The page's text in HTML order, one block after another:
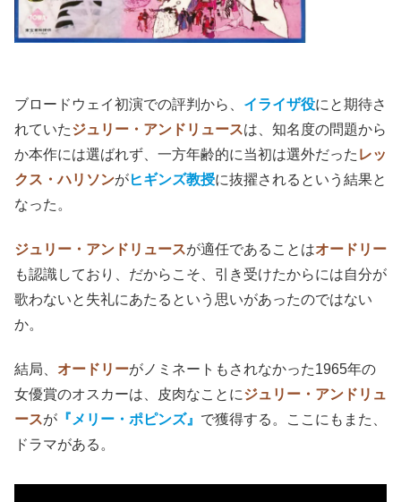
ブロードウェイ初演での評判から、 イライザ役にと期待さ
れていたジュリー・アンドリュースは、知名度の問題から
か本作には選ばれず、一方年齢的に当初は選外だった レッ
クス・ハリソンがヒギンズ教授に抜擢されるという結果と
なった。
ジュリー・アンドリュースが適任であることはオードリー
も認識しており、だからこそ、引き受けたからには自分が
歌わないと失礼にあたるという思いがあったのではない
か。
結局、 オードリーがノミネートもされなかった1965年の
女優賞のオスカーは、皮肉なことにジュリー・アンドリュ
ースが 『メリー・ポピンズ』 で獲得する。ここにもまた、
ドラマがある。